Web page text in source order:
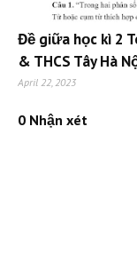
Đề giữa học kì 2
& THCS Tây Hà
April 22, 2023
0 Nhận xét